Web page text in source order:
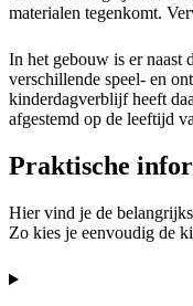
materialen tegenkomt.
In het gebouw is er naast
verschillende speel- en
kinderdagverblijf heeft
afgestemd op de leeftijd
Praktische
Hier vind je de
Zo kies je eenvoudig de